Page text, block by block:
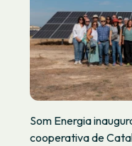
Som Energia
cooperativa de